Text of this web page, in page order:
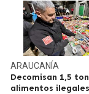
ARAUCANÍA
Decomisan 1,5
alimentos